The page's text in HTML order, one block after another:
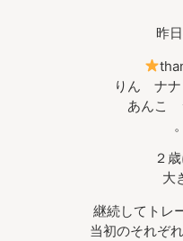
昨
りん ナ
あんこ
２
大
継続してトレ
当初のそれぞ